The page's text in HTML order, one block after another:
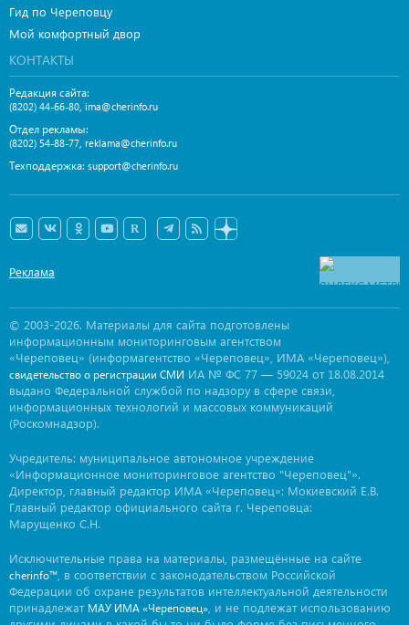
Гид по Череповцу
Мой комфортный двор
КОНТАКТЫ
Редакция сайта:
(8202) 44-66-80, ima@cherinfo.ru
Отдел рекламы:
(8202) 54-88-77, reklama@cherinfo.ru
Техподдержка: support@cherinfo.ru
Реклама
© 2003-2026. Материалы для сайта подготовлены
информационным мониторинговым агентством
«Череповец» (информагентство «Череповец», ИМА «Череповец»),
свидетельство о регистрации СМИ ИА № ФС 77 — 59024 от 18.08.2014
выдано Федеральной службой по надзору в сфере связи,
информационных технологий и массовых коммуникаций
(Роскомнадзор).
Учредитель: муниципальное автономное учреждение
«Информационное мониторинговое агентство "Череповец"».
Директор, главный редактор ИМА «Череповец»: Мокиевский Е.В.
Главный редактор официального сайта г. Череповца:
Марущенко С.Н.
Исключительные права на материалы, размещённые на сайте
cherinfo™ , в соответствии с законодательством Российской
Федерации об охране результатов интеллектуальной деятельности
принадлежат МАУ ИМА «Череповец» , и не подлежат использованию